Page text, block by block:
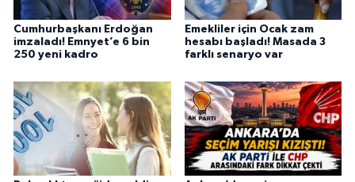
Cumhurbaşkanı Erdoğan
imzaladı! Emnyet’e 6 bin
250 yeni kadro
Emekliler için Ocak zam
hesabı başladı! Masada 3
farklı senaryo var